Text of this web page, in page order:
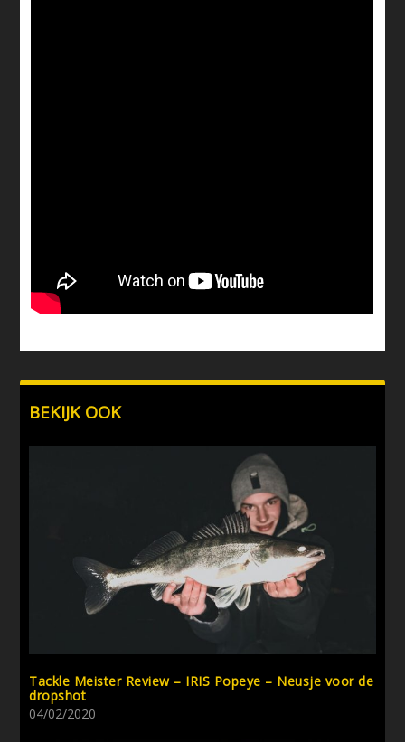
BEKIJK OOK
Tackle Meister Review – IRIS Popeye – Neusje voor de
dropshot
04/02/2020